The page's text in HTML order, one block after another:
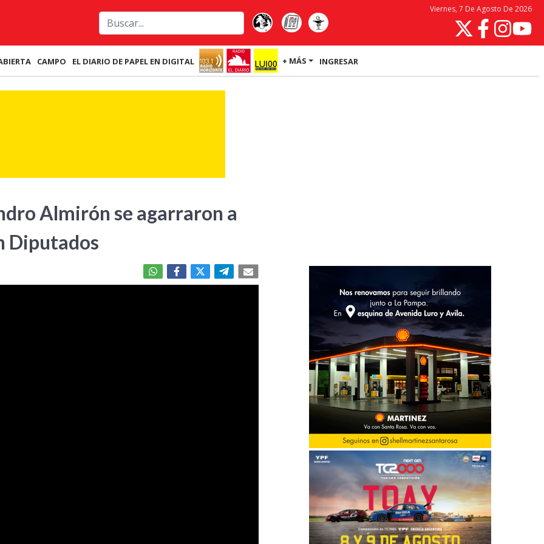
Viernes, 7 De Agosto De 2026
CAMPO EL DIARIO DE PAPEL EN DIGITAL + MÁS INGRESAR
Almirón se agarraron a
Diputados